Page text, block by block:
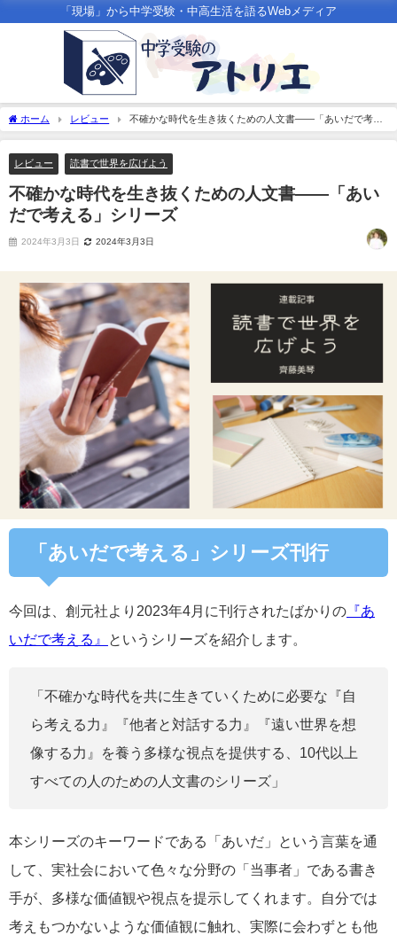
「現場」から中学受験・中高生活を語るWebメディア
ホーム レビュー
不確かな時代を生き抜くための人文書――「あいだで考え
る」シリーズ
レビュー 読書で世界を広げよう
不確かな時代を生き抜くための人文書――「あい
だで考える」シリーズ
2024年3月3日 2024年3月3日
「あいだで考える」シリーズ刊行
今回は、創元社より2023年4月に刊行されたばかりの 『あ
いだで考える』
というシリーズを紹介します。
「不確かな時代を共に生きていくために必要な『自
ら考える力』『他者と対話する力』『遠い世界を想
像する力』を養う多様な視点を提供する、10代以上
すべての人のための人文書のシリーズ」
本シリーズのキーワードである「あいだ」という言葉を通
して、実社会において色々な分野の「当事者」である書き
手が、多様な価値観や視点を提示してくれます。自分では
考えもつかないような価値観に触れ、実際に会わずとも他